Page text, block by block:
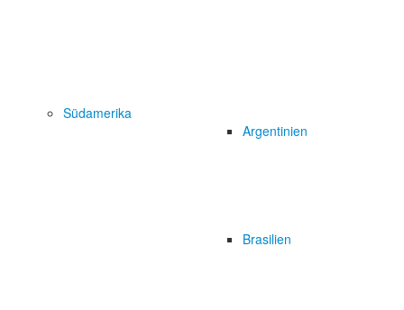
Südamerika
Argentinien
Brasilien